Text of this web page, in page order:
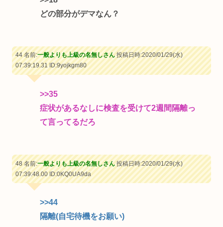
どの部分がデマなん？
44 名前:一般よりも上級の名無しさん投稿日時:2020/01/29(水)
07:39:19.31ID:9yojkgm80
>>35
症状があるなしに検査を受けて2週間隔離っ
て言ってるだろ
48 名前:一般よりも上級の名無しさん投稿日時:2020/01/29(水)
07:39:48.00ID:0KQ0UA9da
>>44
隔離(自宅待機をお願い)